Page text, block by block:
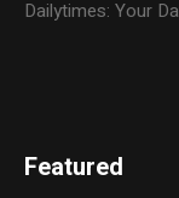
Dailytimes: Your
Featured